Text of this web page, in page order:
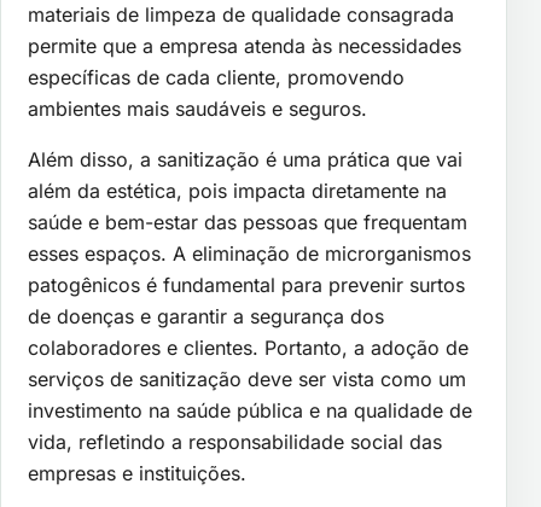
materiais de limpeza de qualidade consagrada
permite que a empresa atenda às necessidades
específicas de cada cliente, promovendo
ambientes mais saudáveis e seguros.
Além disso, a sanitização é uma prática que vai
além da estética, pois impacta diretamente na
saúde e bem-estar das pessoas que frequentam
esses espaços. A eliminação de microrganismos
patogênicos é fundamental para prevenir surtos
de doenças e garantir a segurança dos
colaboradores e clientes. Portanto, a adoção de
serviços de sanitização deve ser vista como um
investimento na saúde pública e na qualidade de
vida, refletindo a responsabilidade social das
empresas e instituições.